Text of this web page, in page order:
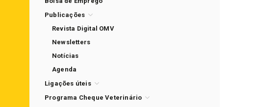
Publicações
Revista Digital OMV
Newsletters
Notícias
Agenda
Ligações úteis
Programa Cheque Veterinário